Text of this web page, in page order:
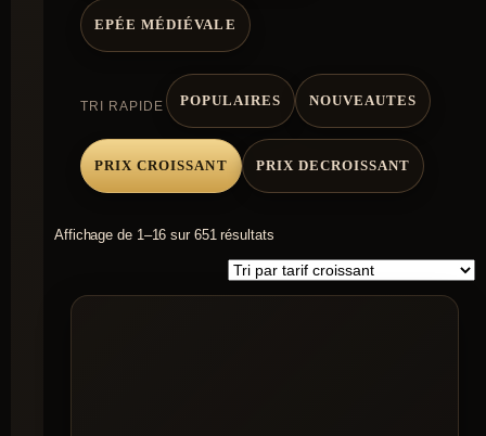
EPÉE MÉDIÉVALE
TRI RAPIDE POPULAIRES NOUVEAUTES
PRIX CROISSANT PRIX DECROISSANT
Affichage de 1–16 sur 651 résultatsTrié
prix
croissant